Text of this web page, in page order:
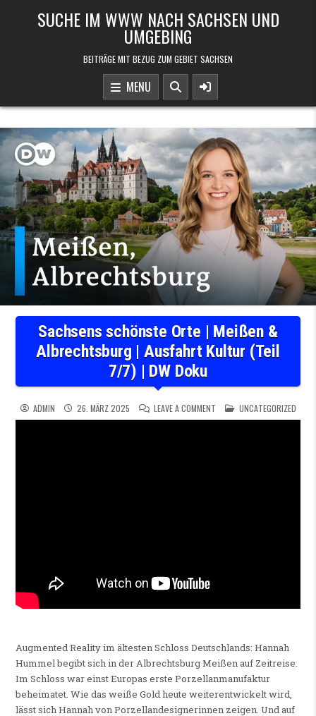
SUCHE IM WWW NACH SACHSEN UND
UMGEBING
BEITRÄGE MIT BEZUG ZUM GEBIET SACHSEN
MENU
Sachsens schönste Orte | Meißen &
Albrechtsburg | Ausfahrt Kultur (Teil
7/7) | DW Doku
ADMIN 26. MÄRZ 2025 LEAVE A COMMENTON SACHSENS SCHÖNSTE
POSTED IN
UNCATEGORIZED
Augmented Reality im ältesten Schloss Deutschlands: Hannah
Hummel begibt sich in der Albrechtsburg Meißen auf Zeitreise.
Im Schloss war einst Europas erste Porzellanmanufaktur
beheimatet. Wie das weiße Gold heute weiterentwickelt wird,
lässt sich Hannah von Porzellandesignerinnen zeigen. Und auf